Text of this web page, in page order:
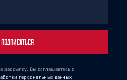
ПОДПИСАТЬСЯ
рассылку, Вы соглашаетесь с
персональных данных